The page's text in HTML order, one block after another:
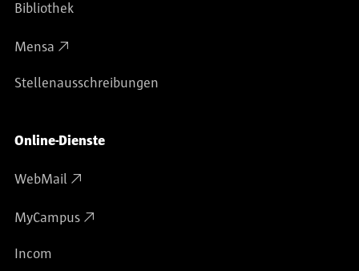
Bibliothek
Mensa
Stellenausschreibungen
Online-Dienste
WebMail
MyCampus
Incom